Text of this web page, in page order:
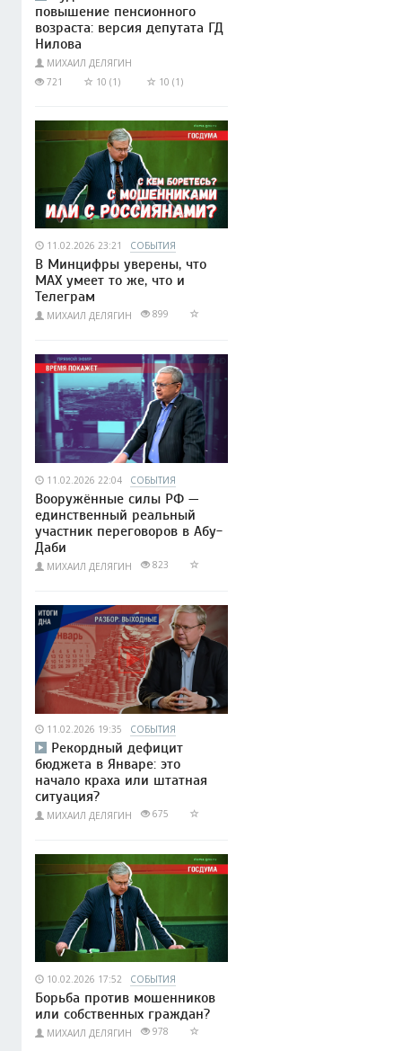
повышение пенсионного
возраста: версия депутата ГД
Нилова
МИХАИЛ ДЕЛЯГИН
721
10 (1) 10 (1)
11.02.2026 23:21 СОБЫТИЯ
В Минцифры уверены, что
МАХ умеет то же, что и
Телеграм
МИХАИЛ ДЕЛЯГИН 899
11.02.2026 22:04 СОБЫТИЯ
Вооружённые силы РФ —
единственный реальный
участник переговоров в Абу-
Даби
МИХАИЛ ДЕЛЯГИН 823
11.02.2026 19:35 СОБЫТИЯ
Рекордный дефицит
бюджета в Январе: это
начало краха или штатная
ситуация?
МИХАИЛ ДЕЛЯГИН 675
10.02.2026 17:52 СОБЫТИЯ
Борьба против мошенников
или собственных граждан?
МИХАИЛ ДЕЛЯГИН 978